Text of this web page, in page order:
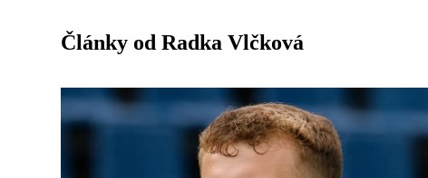
Články od Radka Vlčková